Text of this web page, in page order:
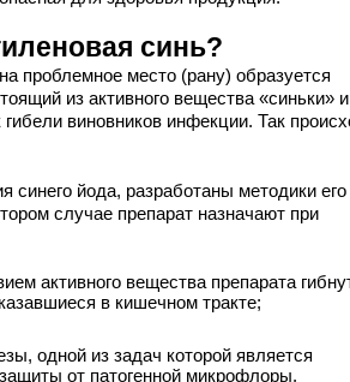
синь?
проблемное место (рану) образуется
из активного вещества «синьки» и
виновников инфекции. Так
синего йода, разработаны методики его
случае препарат назначают при
активного вещества препарата
в кишечном тракте;
одной из задач которой является
от патогенной микрофлоры.